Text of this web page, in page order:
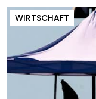
WIRTSCHAFT